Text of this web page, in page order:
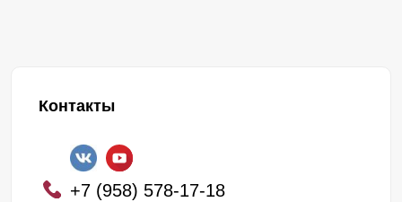
Контакты
+7 (958) 578-17-18